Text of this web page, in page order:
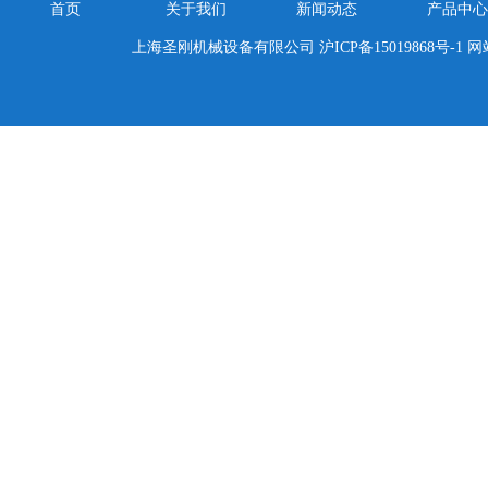
首页 关于我们 新闻动态 产品中心
上海圣刚机械设备有限公司沪ICP备15019868号-1 网